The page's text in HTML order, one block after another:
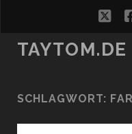
TAYTOM.DE
SCHLAGWORT: